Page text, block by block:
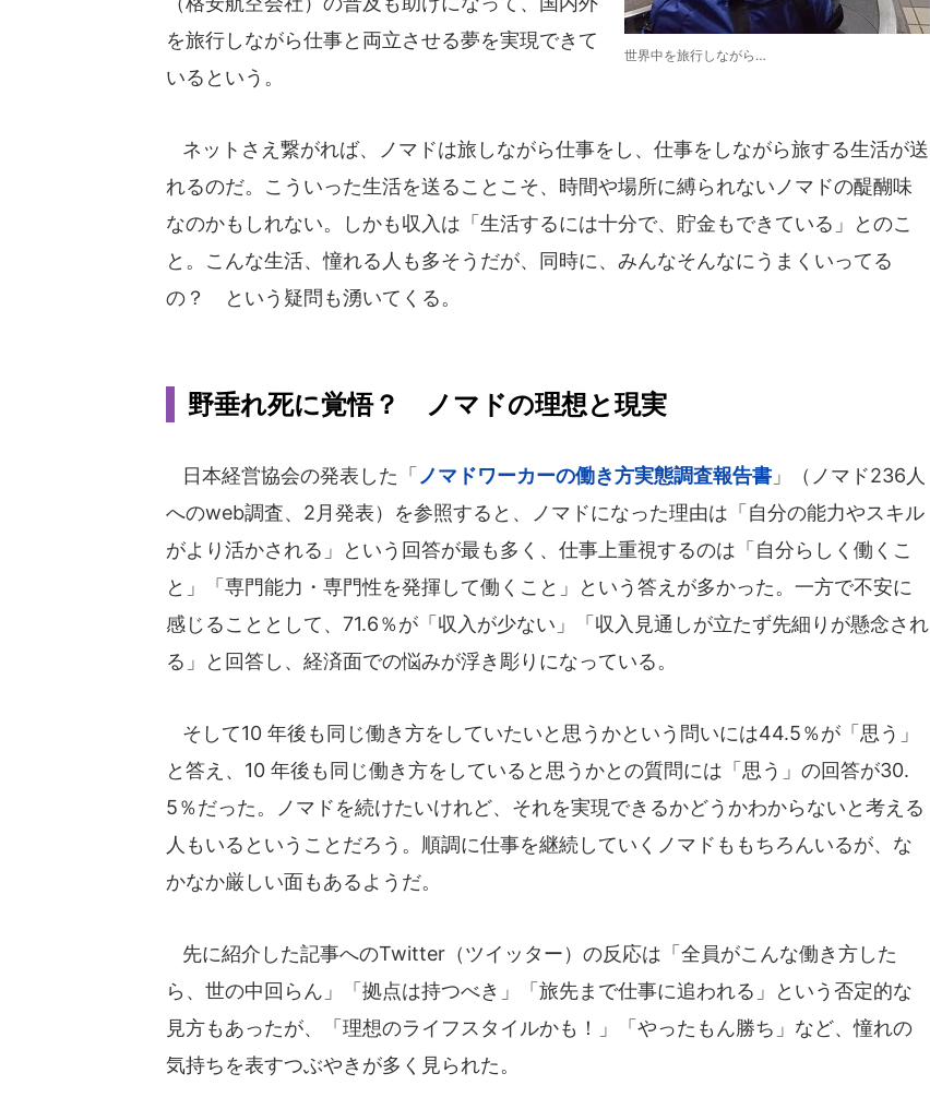
世界中を旅行しながら…
を旅行しながら仕事と両立させる夢を実現できて
いるという。
ネットさえ繋がれば、ノマドは旅しながら仕事をし、仕事をしながら旅する生活が送
れるのだ。こういった生活を送ることこそ、時間や場所に縛られないノマドの醍醐味
なのかもしれない。しかも収入は「生活するには十分で、貯金もできている」とのこ
と。こんな生活、憧れる人も多そうだが、同時に、みんなそんなにうまくいってる
の？ という疑問も湧いてくる。
野垂れ死に覚悟？ ノマドの理想と現実
日本経営協会の発表した「 ノマドワーカーの働き方実態調査報告書 」（ノマド236人
へのweb調査、2月発表）を参照すると、ノマドになった理由は「自分の能力やスキル
がより活かされる」という回答が最も多く、仕事上重視するのは「自分らしく働くこ
と」「専門能力・専門性を発揮して働くこと」という答えが多かった。一方で不安に
感じることとして、71.6％が「収入が少ない」「収入見通しが立たず先細りが懸念され
る」と回答し、経済面での悩みが浮き彫りになっている。
そして10 年後も同じ働き方をしていたいと思うかという問いには44.5％が「思う」
と答え、10 年後も同じ働き方をしていると思うかとの質問には「思う」の回答が30.
5％だった。ノマドを続けたいけれど、それを実現できるかどうかわからないと考える
人もいるということだろう。順調に仕事を継続していくノマドももちろんいるが、な
かなか厳しい面もあるようだ。
先に紹介した記事へのTwitter（ツイッター）の反応は「全員がこんな働き方した
ら、世の中回らん」「拠点は持つべき」「旅先まで仕事に追われる」という否定的な
見方もあったが、「理想のライフスタイルかも！」「やったもん勝ち」など、憧れの
気持ちを表すつぶやきが多く見られた。